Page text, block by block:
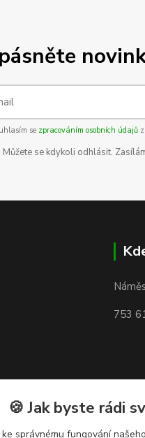
se zpracováním osobních údajů
Můžete se kdykoli odhlásit.
753
🍪 Jak byste rádi
správnému fungování